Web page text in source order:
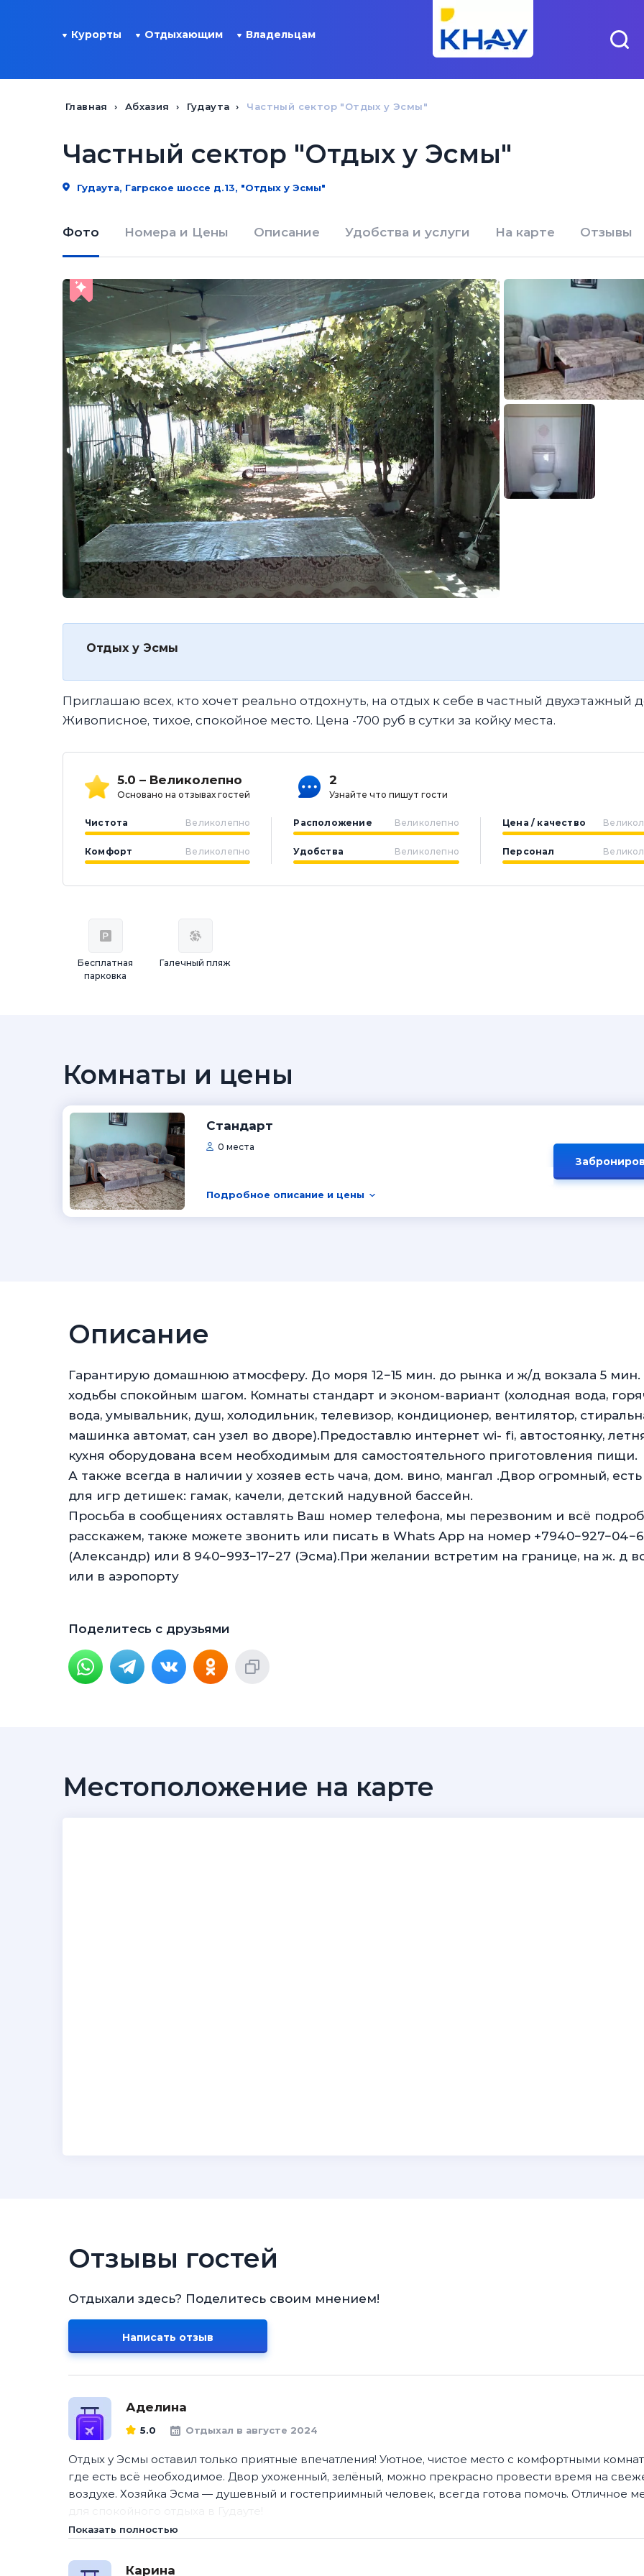
Курорты Отдыхающим Владельцам
Главная Абхазия Гудаута Частный сектор "Отдых у Эсмы"
Частный сектор "Отдых у Эсмы"
Гудаута, Гагрское шоссе д.13, "Отдых у Эсмы"
Фото Номера и Цены Описание Удобства и услуги На карте Отзывы
Отдых у Эсмы
Приглашаю всех, кто хочет реально отдохнуть, на отдых к себе в частный двухэтажный
Живописное, тихое, спокойное место. Цена -700 руб в сутки за койку места.
5.0 – Великолепно
Основано на отзывах гостей
2
Узнайте что пишут гости
Чистота Великолепно
Комфорт Великолепно
Расположение Великолепно
Удобства Великолепно
Цена / качество
Персонал
Бесплатная
парковка
Галечный пляж
Комнаты и цены
Стандарт
0 места
Подробное описание и цены
Описание
Гарантирую домашнюю атмосферу. До моря 12−15 мин. до рынка и ж/д вокзала 5 мин.
ходьбы спокойным шагом. Комнаты стандарт и эконом-вариант (холодная вода,
вода, умывальник, душ, холодильник, телевизор, кондиционер, вентилятор,
машинка автомат, сан узел во дворе).Предоставлю интернет wi- fi, автостоянку,
кухня оборудована всем необходимым для самостоятельного приготовления пищи.
А также всегда в наличии у хозяев есть чача, дом. вино, мангал .Двор огромный,
для игр детишек: гамак, качели, детский надувной бассейн.
Просьба в сообщениях оставлять Ваш номер телефона, мы перезвоним и всё
расскажем, также можете звонить или писать в Whats App на номер
(Александр) или 8 940−993−17−27 (Эсма).При желании встретим на границе, на ж. д
или в аэропорту
Поделитесь с друзьями
Местоположение на карте
Отзывы гостей
Отдыхали здесь? Поделитесь своим мнением!
Написать отзыв
Аделина
5.0 Отдыхал в августе 2024
Отдых у Эсмы оставил только приятные впечатления! Уютное, чистое место с комфортными
где есть всё необходимое. Двор ухоженный, зелёный, можно прекрасно провести время на
воздухе. Хозяйка Эсма — душевный и гостеприимный человек, всегда готова помочь. Отличное
Показать полностью
Карина